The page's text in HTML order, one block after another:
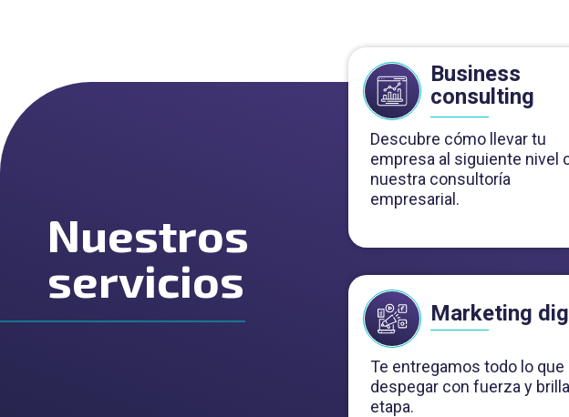
Business
consulting
Descubre cómo llevar tu
empresa al siguiente nivel
nuestra consultoría
empresarial.
Marketing
Te entregamos todo lo
despegar con fuerza y
etapa.
Nuestros
servicios